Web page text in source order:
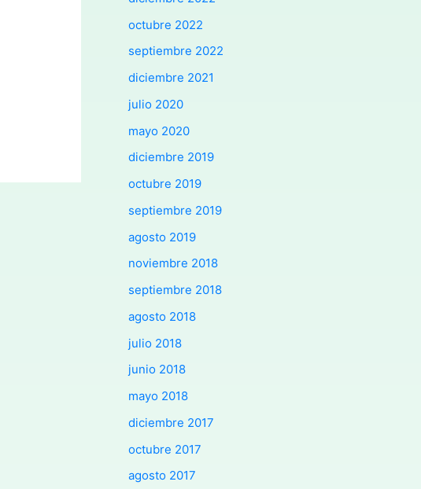
octubre 2022
septiembre 2022
diciembre 2021
julio 2020
mayo 2020
diciembre 2019
octubre 2019
septiembre 2019
agosto 2019
noviembre 2018
septiembre 2018
agosto 2018
julio 2018
junio 2018
mayo 2018
diciembre 2017
octubre 2017
agosto 2017